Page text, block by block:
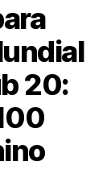
20: